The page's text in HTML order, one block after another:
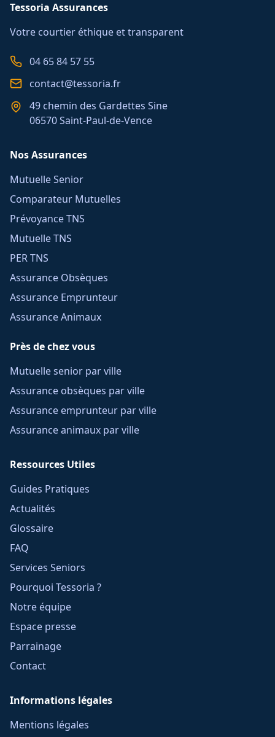
Tessoria Assurances
Votre courtier éthique et transparent
04 65 84 57 55
contact@tessoria.fr
49 chemin des Gardettes Sine
06570 Saint-Paul-de-Vence
Nos Assurances
Mutuelle Senior
Comparateur Mutuelles
Prévoyance TNS
Mutuelle TNS
PER TNS
Assurance Obsèques
Assurance Emprunteur
Assurance Animaux
Près de chez vous
Mutuelle senior par ville
Assurance obsèques par ville
Assurance emprunteur par ville
Assurance animaux par ville
Ressources Utiles
Guides Pratiques
Actualités
Glossaire
FAQ
Services Seniors
Pourquoi Tessoria ?
Notre équipe
Espace presse
Parrainage
Contact
Informations légales
Mentions légales